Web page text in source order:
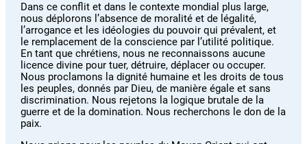
Dans ce conflit et dans le contexte mondial plus large,
nous déplorons l’absence de moralité et de légalité,
l’arrogance et les idéologies du pouvoir qui prévalent, et
le remplacement de la conscience par l’utilité politique.
En tant que chrétiens, nous ne reconnaissons aucune
licence divine pour tuer, détruire, déplacer ou occuper.
Nous proclamons la dignité humaine et les droits de tous
les peuples, donnés par Dieu, de manière égale et sans
discrimination. Nous rejetons la logique brutale de la
guerre et de la domination. Nous recherchons le don de la
paix.